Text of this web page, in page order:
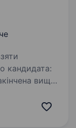
вища,